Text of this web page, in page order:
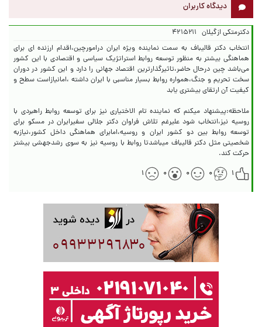
دیدگاه کاربران
دکترمتکی ازگیلان ۴۲۱۵۲۱۱
انتخاب دکتر قالیباف به سمت نماینده ویژه ایران درامورچین،اقدام ارزنده ای برای
هماهنگی بیشتر به منظور توسعه روابط استراتژیک سیاسی و اقتصادی با این کشور
می‌باشد چین درحال حاضر،تاثیرگذارترین اقتصاد جهانی را دارد و این کشور در دوران
سخت تحریم و جنگ،همواره روابط بسیار مناسبی با ایران داشته ،امانیازاست سطح و
ملاحظه:پیشنهاد میکنم که نماینده تام الاختیاری نیز برای توسعه روابط راهبردی با
روسیه نیز،انتخاب شود علیرغم تلاش فراوان دکتر جلالی سفیرایران در مسکو برای
توسعه روابط بین دو کشور ایران و روسیه،امابرای هماهنگی داخل کشور،نیازبه
شخصیتی مثل دکتر قالیباف میباشدتا روابط با روسیه نیز به سوی رشدجهشی بیشتر
حرکت کند.
۱
۰ ۰ ۰ ۱